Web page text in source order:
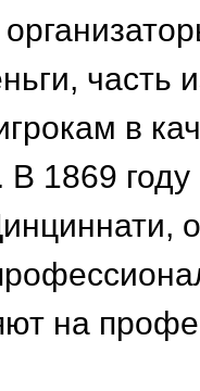
часть
в
В 1869
на